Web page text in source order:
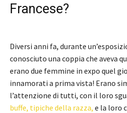
Francese?
Diversi anni fa, durante
conosciuto una coppia che aveva
erano due femmine in expo quel
innamorati a prima vista! Erano
l’attenzione di tutti, con il loro
buffe, tipiche della razza, e la loro